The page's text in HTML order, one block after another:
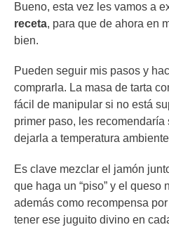
Bueno, esta vez les vamos a
receta, para que de ahora en
bien.
Pueden seguir mis pasos y
comprarla. La masa de tarta
fácil de manipular si no está
primer paso, les
dejarla a temperatura
Es clave mezclar el jamón
que haga un “piso” y el queso
además como recompensa
tener ese juguito divino en